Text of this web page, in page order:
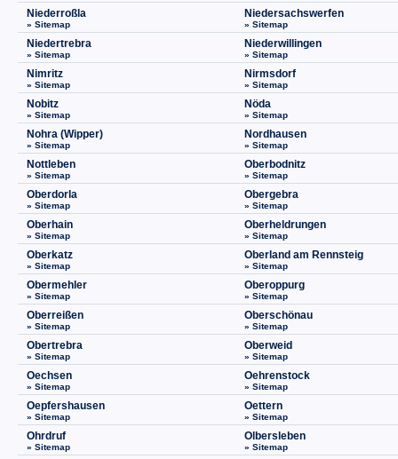
Niederroßla
» Sitemap
Niedersachswerfen
» Sitemap
Niedertrebra
» Sitemap
Niederwillingen
» Sitemap
Nimritz
» Sitemap
Nirmsdorf
» Sitemap
Nobitz
» Sitemap
Nöda
» Sitemap
Nohra (Wipper)
» Sitemap
Nordhausen
» Sitemap
Nottleben
» Sitemap
Oberbodnitz
» Sitemap
Oberdorla
» Sitemap
Obergebra
» Sitemap
Oberhain
» Sitemap
Oberheldrungen
» Sitemap
Oberkatz
» Sitemap
Oberland am Rennsteig
» Sitemap
Obermehler
» Sitemap
Oberoppurg
» Sitemap
Oberreißen
» Sitemap
Oberschönau
» Sitemap
Obertrebra
» Sitemap
Oberweid
» Sitemap
Oechsen
» Sitemap
Oehrenstock
» Sitemap
Oepfershausen
» Sitemap
Oettern
» Sitemap
Ohrdruf
» Sitemap
Olbersleben
» Sitemap